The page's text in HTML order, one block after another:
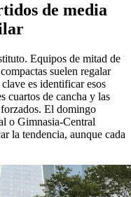
de media
Equipos de mitad de
suelen regalar
es identificar esos
cuartos de cancha y las
El domingo
o Gimnasia-Central
la tendencia, aunque cada